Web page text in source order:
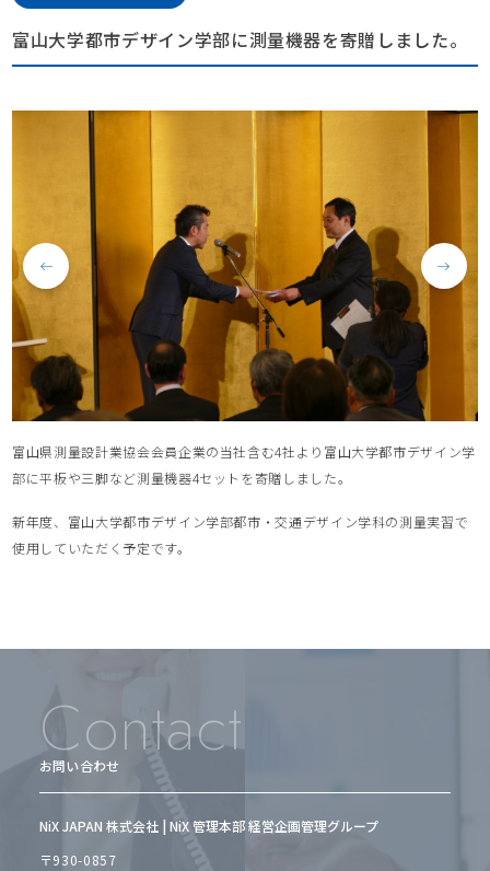
富山大学都市デザイン学部に測量機器を寄贈しました。
富山県測量設計業協会会員企業の当社含む4社より富山大学都市デザイン学
部に平板や三脚など測量機器4セットを寄贈しました。
新年度、富山大学都市デザイン学部都市・交通デザイン学科の測量実習で
使用していただく予定です。
Contact
お問い合わせ
NiX JAPAN 株式会社 | NiX 管理本部 経営企画管理グループ
〒930-0857